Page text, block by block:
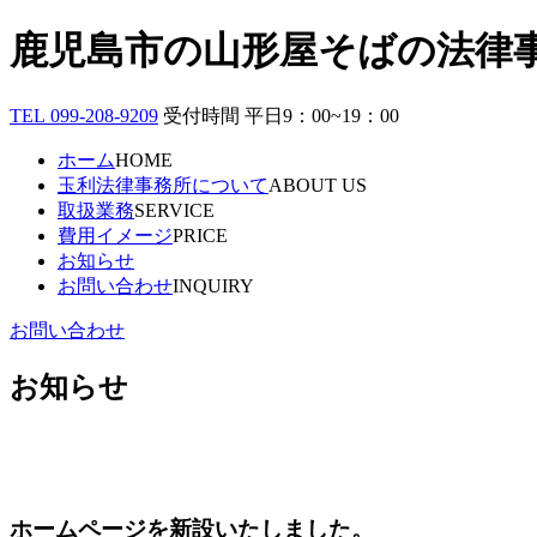
鹿児島市の山形屋そばの法律
TEL 099-208-9209 受付時間 平日9：00~19：00
ホームHOME
玉利法律事務所についてABOUT US
取扱業務SERVICE
費用イメージPRICE
お知らせ
お問い合わせINQUIRY
お問い合わせ
お知らせ
ホームページを新設いたしました。